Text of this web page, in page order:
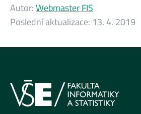
Autor:Webmaster FIS
Poslední aktualizace: 13. 4. 2019